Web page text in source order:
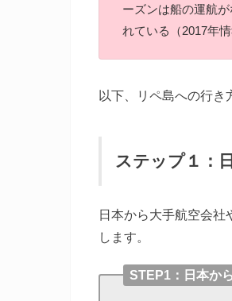
ーズンは船の運航
れている（2017年情
以下、リペ島への行き
ステップ１：
日本から大手航空会
します。
STEP1：日本か